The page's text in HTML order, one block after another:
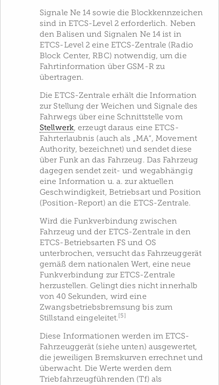
Signale Ne 14 sowie die Blockkennzeichen
sind in ETCS-Level 2 erforderlich. Neben
den Balisen und Signalen Ne 14 ist in
ETCS-Level 2 eine ETCS-Zentrale (Radio
Block Center, RBC) notwendig, um die
Fahrtinformation über GSM-R zu
übertragen.
Die ETCS-Zentrale erhält die Information
zur Stellung der Weichen und Signale des
Fahrwegs über eine Schnittstelle vom
Stellwerk, erzeugt daraus eine ETCS-
Fahrterlaubnis (auch als „MA“, Movement
Authority, bezeichnet) und sendet diese
über Funk an das Fahrzeug. Das Fahrzeug
dagegen sendet zeit- und wegabhängig
eine Information u. a. zur aktuellen
Geschwindigkeit, Betriebsart und Position
(Position-Report) an die ETCS-Zentrale.
Wird die Funkverbindung zwischen
Fahrzeug und der ETCS-Zentrale in den
ETCS-Betriebsarten FS und OS
unterbrochen, versucht das Fahrzeuggerät
gemäß dem nationalen Wert, eine neue
Funkverbindung zur ETCS-Zentrale
herzustellen. Gelingt dies nicht innerhalb
von 40 Sekunden, wird eine
Zwangsbetriebsbremsung bis zum
Stillstand eingeleitet.[5]
Diese Informationen werden im ETCS-
Fahrzeuggerät (siehe unten) ausgewertet,
die jeweiligen Bremskurven errechnet und
überwacht. Die Werte werden dem
Triebfahrzeugführenden (Tf) als